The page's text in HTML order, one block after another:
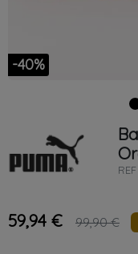
-40%
REF
59,94 € 99,90 €